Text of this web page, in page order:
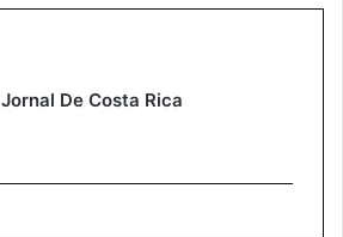
Jornal De Costa Rica